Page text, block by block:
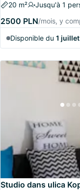
20 m² Jusqu'à 1
2500 PLN/mois, y
Disponible du 1 juillet
Studio dans ulica